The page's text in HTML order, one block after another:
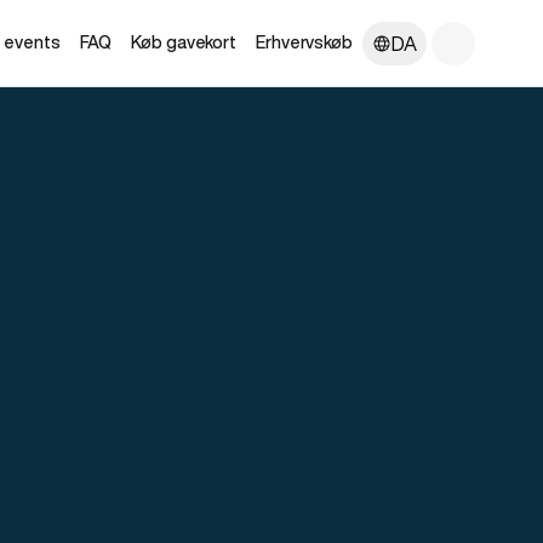
events FAQ Køb gavekort Erhvervskøb DA